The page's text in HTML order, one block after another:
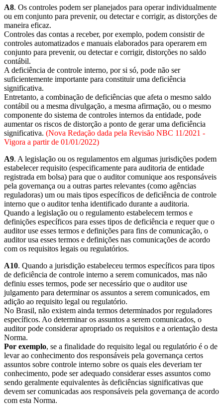
A8. Os controles podem ser planejados para operar individualmente
ou em conjunto para prevenir, ou detectar e corrigir, as distorções de
maneira eficaz.
Controles das contas a receber, por exemplo, podem consistir de
controles automatizados e manuais elaborados para operarem em
conjunto para prevenir, ou detectar e corrigir, distorções no saldo
contábil.
A deficiência de controle interno, por si só, pode não ser
suficientemente importante para constituir uma deficiência
significativa.
Entretanto, a combinação de deficiências que afeta o mesmo saldo
contábil ou a mesma divulgação, a mesma afirmação, ou o mesmo
componente do sistema de controles internos da entidade, pode
aumentar os riscos de distorção a ponto de gerar uma deficiência
significativa. (Nova Redação dada pela Revisão NBC 11/2021 -
Vigora a partir de 01/01/2022)
A9. A legislação ou os regulamentos em algumas jurisdições podem
estabelecer requisito (especificamente para auditoria de entidade
registrada em bolsa) para que o auditor comunique aos responsáveis
pela governança ou a outras partes relevantes (como agências
reguladoras) um ou mais tipos específicos de deficiência de controle
interno que o auditor tenha identificado durante a auditoria.
Quando a legislação ou o regulamento estabelecem termos e
definições específicos para esses tipos de deficiência e requer que o
auditor use esses termos e definições para fins de comunicação, o
auditor usa esses termos e definições nas comunicações de acordo
com os requisitos legais ou regulatórios.
A10. Quando a jurisdição estabeleceu termos específicos para tipos
de deficiência de controle interno a serem comunicados, mas não
definiu esses termos, pode ser necessário que o auditor use
julgamento para determinar os assuntos a serem comunicados, em
adição ao requisito legal ou regulatório.
No Brasil, não existem ainda termos determinados por reguladores
específicos. Ao determinar os assuntos a serem comunicados, o
auditor pode considerar apropriado os requisitos e a orientação desta
Norma.
Por exemplo, se a finalidade do requisito legal ou regulatório é o de
levar ao conhecimento dos responsáveis pela governança certos
assuntos sobre controle interno sobre os quais eles deveriam ter
conhecimento, pode ser adequado considerar esses assuntos como
sendo geralmente equivalentes às deficiências significativas que
devem ser comunicadas aos responsáveis pela governança de acordo
com esta Norma.